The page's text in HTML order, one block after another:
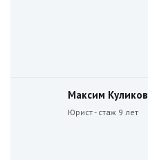
Максим Куликов
Юрист - стаж 9 лет